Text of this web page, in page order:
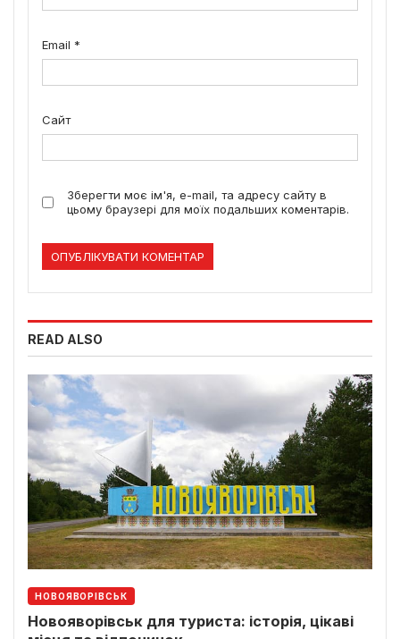
Email *
Сайт
Зберегти моє ім'я, e-mail, та адресу сайту в
цьому браузері для моїх подальших коментарів.
READ ALSO
НОВОЯВОРІВСЬК
Новояворівськ для туриста: історія, цікаві